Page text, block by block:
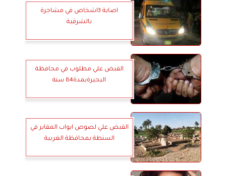
اصابة 3اشخاص في مشاجرة
بالشرقية
القبض علي مطلوب في محافظة
البحيرةبمدة84 سنة
القبض علي لصوص ابواب المقابر في
السنطة بمحافظة الغربية